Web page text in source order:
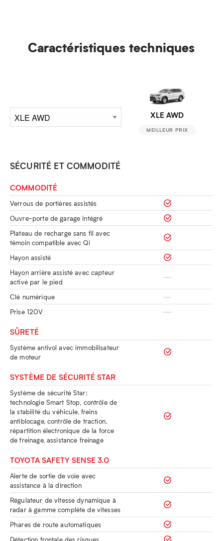
Caractéristiques techniques
XLE AWD
MEILLEUR PRIX
SÉCURITÉ ET COMMODITÉ
COMMODITÉ
Verrous de portières assistés
Ouvre-porte de garage intégré
Plateau de recharge sans fil avec
témoin compatible avec Qi
Hayon assisté
Hayon arrière assisté avec capteur
activé par le pied
Clé numérique
Prise 120V
SÛRETÉ
Système antivol avec immobilisateur
de moteur
SYSTÈME DE SÉCURITÉ STAR
Système de sécurité Star:
technologie Smart Stop, contrôle de
la stabilité du véhicule, freins
antiblocage, contrôle de traction,
répartition électronique de la force
de freinage, assistance freinage
TOYOTA SAFETY SENSE 3.0
Alerte de sortie de voie avec
assistance à la direction
Régulateur de vitesse dynamique à
radar à gamme complète de vitesses
Phares de route automatiques